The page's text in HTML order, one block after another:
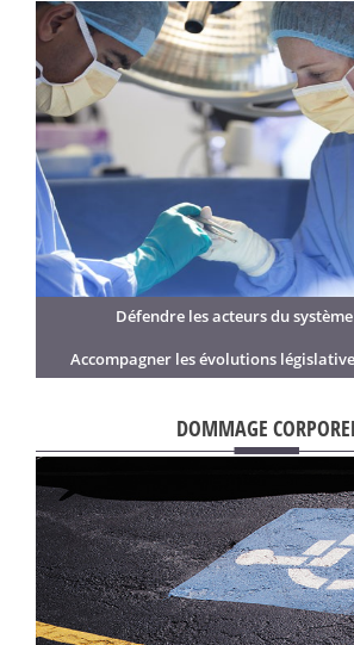
Défendre les acteurs du
Accompagner les évolutions
DOMMAGE